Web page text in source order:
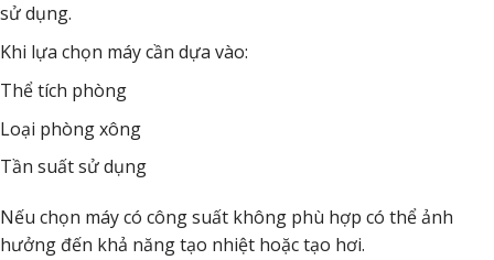
sử dụng.
Khi lựa chọn máy cần dựa vào:
Thể tích phòng
Loại phòng xông
Tần suất sử dụng
Nếu chọn máy có công suất không phù hợp có thể ảnh
hưởng đến khả năng tạo nhiệt hoặc tạo hơi.